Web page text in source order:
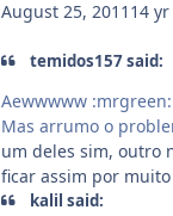
August 25, 2011 14 yr
temidos157 said:
Aewwwww :mrgreen:
Mas arrumo o
um deles sim, outro
ficar assim por
kalil said: